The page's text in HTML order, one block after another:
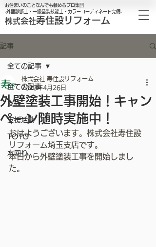
株式会社寿住設リフォーム
お住まいのことなんでも頼めるプロ集団
₋外壁診断士・一級塗装技能士・カラーコーディネート完備₋
記事
全ての記事
支店
支援活動
TOTO
水回り
全ての記事
外壁塗装工事開始！キャン
ペーン随時実施中！
株式会社 寿住設リフォーム
2020年4月26日
おはようございます。株式会社寿住設
リフォーム埼玉支店です。
本日から外壁塗装工事を開始しまし
た。